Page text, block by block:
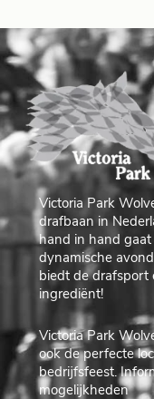
Victoria Park
drafbaan in
hand in hand gaat
dynamische
biedt de drafsport
ingrediënt!
Victoria Park
ook de perfecte
bedrijfsfeest.
mogelijkheden